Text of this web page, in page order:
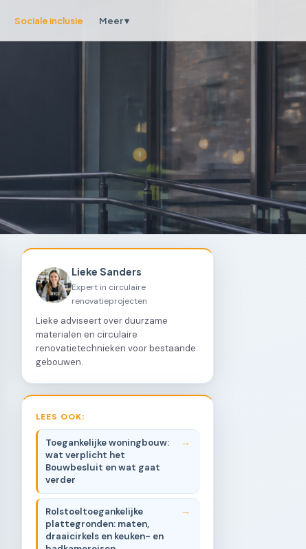
Sociale inclusie Meer ▾
Lieke Sanders
Expert in circulaire
renovatieprojecten
Lieke adviseert over duurzame
materialen en circulaire
renovatietechnieken voor bestaande
gebouwen.
LEES OOK:
Toegankelijke woningbouw:
wat verplicht het
Bouwbesluit en wat gaat
verder
Rolstoeltoegankelijke
plattegronden: maten,
draaicirkels en keuken- en